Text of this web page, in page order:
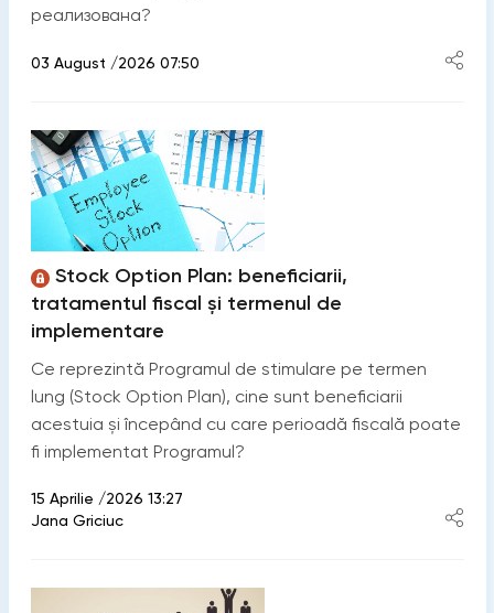
реализована?
03 August /2026 07:50
Stock Option Plan: beneficiarii,
tratamentul fiscal și termenul de
implementare
Ce reprezintă Programul de stimulare pe termen
lung (Stock Option Plan), cine sunt beneficiarii
acestuia și începând cu care perioadă fiscală poate
fi implementat Programul?
15 Aprilie /2026 13:27
Jana Griciuc